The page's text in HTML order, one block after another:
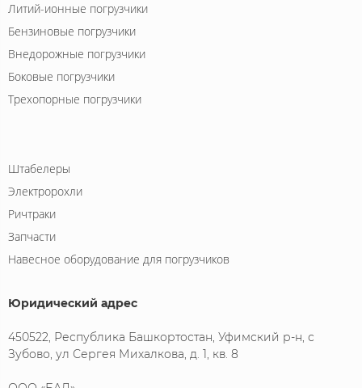
Литий-ионные погрузчики
Бензиновые погрузчики
Внедорожные погрузчики
Боковые погрузчики
Трехопорные погрузчики
Штабелеры
Электророхли
Ричтраки
Запчасти
Навесное оборудование для погрузчиков
Юридический адрес
450522, Республика Башкортостан, Уфимский р-н, с
Зубово, ул Сергея Михалкова, д. 1, кв. 8